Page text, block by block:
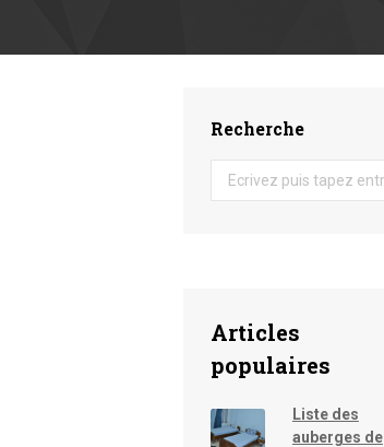
Recherche
Search:
Articles
populaires
Liste des
auberges de